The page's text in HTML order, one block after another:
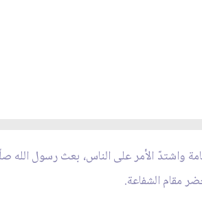
واشتدّ الأمر على الناس، بعث رسول الله
مقام الشفاعة.